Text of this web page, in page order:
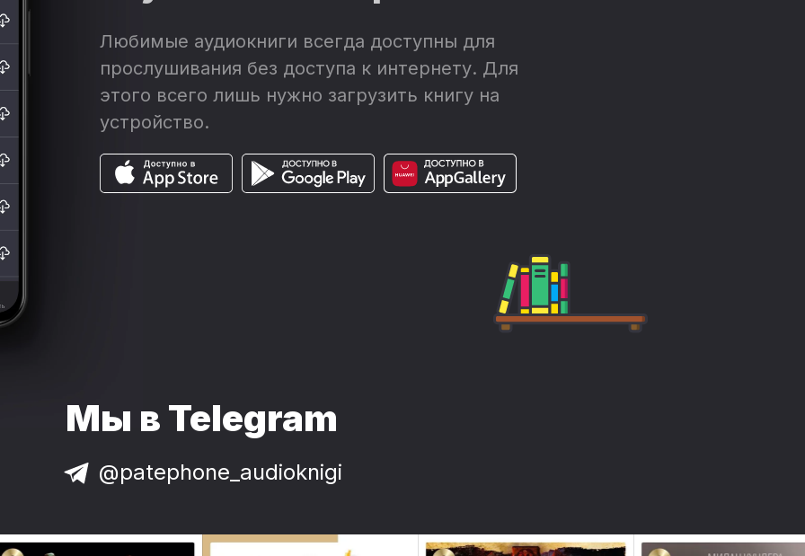
Любимые аудиокниги всегда доступны для
прослушивания без доступа к интернету. Для
этого всего лишь нужно загрузить книгу на
устройство.
Мы в Telegram
@patephone_audioknigi